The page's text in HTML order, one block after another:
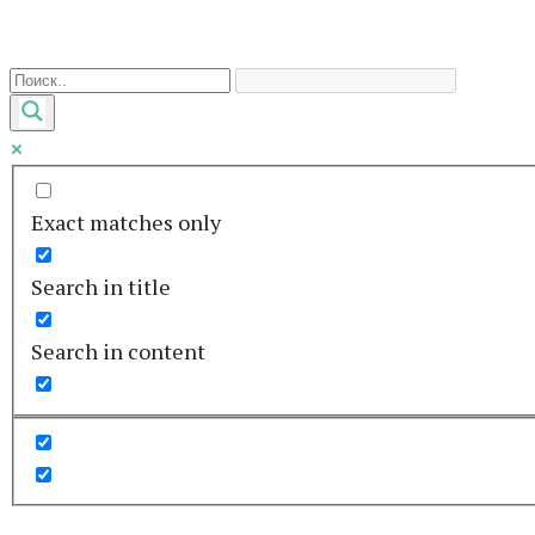
контенту
Exact matches only
Search in title
Search in content